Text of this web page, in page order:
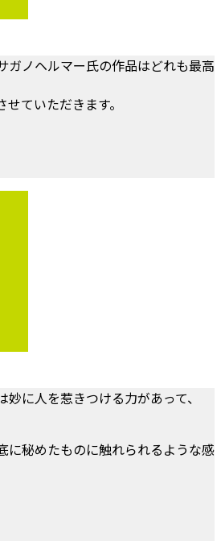
ガノヘルマー氏の作品はどれも最高
ていただきます。
に人を惹きつける力があって、
に秘めたものに触れられるような感